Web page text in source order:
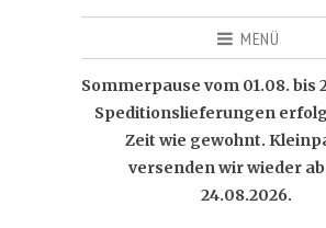
MENÜ
Sommerpause vom 01.08. bis
Speditionslieferungen
Zeit wie gewohnt.
versenden wir wieder
24.08.2026.